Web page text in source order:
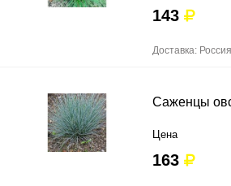
143
Доставка: Россия
Саженцы
Цена
163